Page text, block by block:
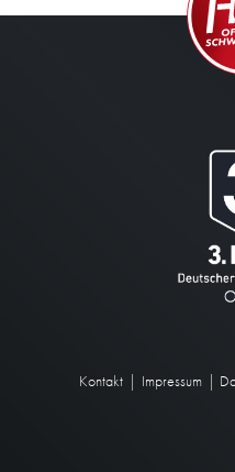
Kontakt Impressum